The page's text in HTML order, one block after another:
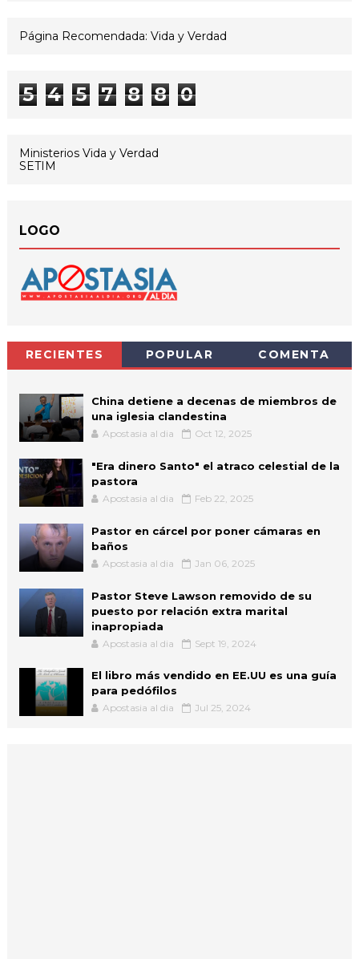
Página Recomendada: Vida y Verdad
5 4 5 7 8 8 0
Ministerios Vida y Verdad
SETIM
LOGO
RECIENTES POPULAR COMENTA
China detiene a decenas de miembros de
una iglesia clandestina
Apostasia al dia Oct 12, 2025
"Era dinero Santo" el atraco celestial de la
pastora
Apostasia al dia Feb 22, 2025
Pastor en cárcel por poner cámaras en
baños
Apostasia al dia Jan 06, 2025
Pastor Steve Lawson removido de su
puesto por relación extra marital
inapropiada
Apostasia al dia Sept 19, 2024
El libro más vendido en EE.UU es una guía
para pedófilos
Apostasia al dia Jul 25, 2024